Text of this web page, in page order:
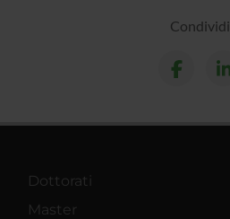
Condividi
Dottorati
Master